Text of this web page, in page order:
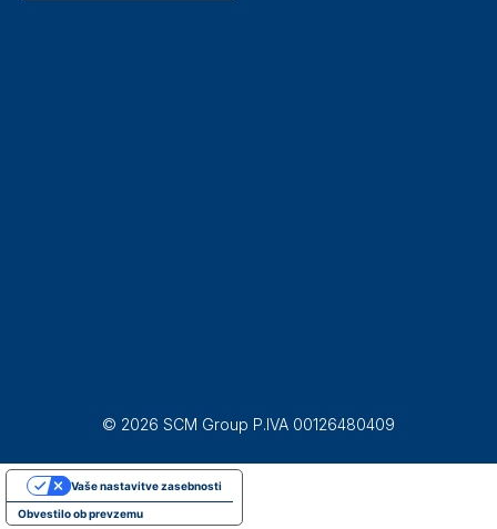
© 2026 SCM Group P.IVA 00126480409
Obvestilo ob prevzemu
Vaše nastavitve zasebnosti